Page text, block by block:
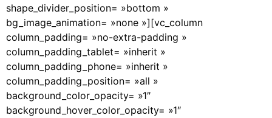
shape_divider_position= »bottom »
bg_image_animation= »none »][vc_column
column_padding= »no-extra-padding »
column_padding_tablet= »inherit »
column_padding_phone= »inherit »
column_padding_position= »all »
background_color_opacity= »1″
background_hover_color_opacity= »1″